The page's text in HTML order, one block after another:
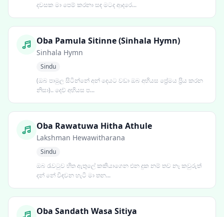
දවසක මා පෙම් කරනා සඳ මටද ආදරෙ...
Oba Pamula Sitinne (Sinhala Hymn)
Sinhala Hymn
Sindu
(ඔබ පාමුල සිටින්නේ අන් දෙයට වඩා ඔබ අභියස ප්‍රේමය ප්‍රිය කරන
නිසා).. දෙව් අභියස ප...
Oba Rawatuwa Hitha Athule
Lakshman Hewawitharana
Sindu
ඔබ රැවටුව හිත ඇතු‍ලේ කකියාගෙන එන දුක නම් තව නෑ කවුරුත්
දන්‍ ‍නේ විඳවන හැටි මා තන...
Oba Sandath Wasa Sitiya